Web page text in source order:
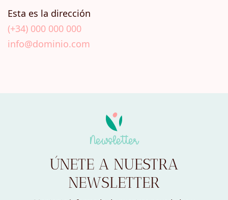
Esta es la dirección
(+34) 000 000 000
info@dominio.com
Newsletter
ÚNETE A NUESTRA
NEWSLETTER